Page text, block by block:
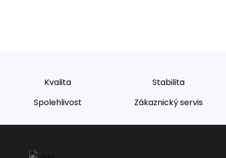
Kvalita
Stabilita
Spolehlivost
Zákaznický servis